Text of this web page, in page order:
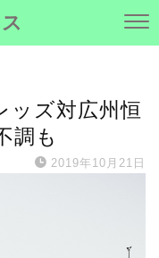
ッズ対広州恒
調も
2019年10月21日